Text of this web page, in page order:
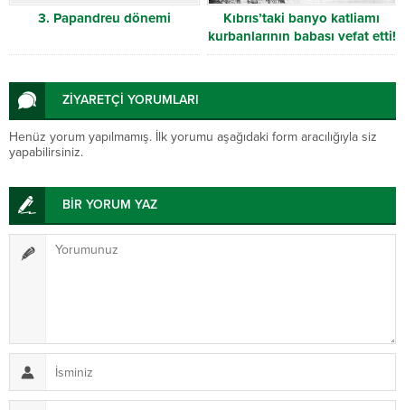
3. Papandreu dönemi
Kıbrıs’taki banyo katliamı
kurbanlarının babası vefat etti!
ZİYARETÇİ YORUMLARI
Henüz yorum yapılmamış. İlk yorumu aşağıdaki form aracılığıyla siz
yapabilirsiniz.
BİR YORUM YAZ